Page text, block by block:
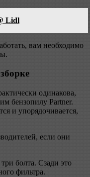
Lidl
вам необходимо
одинакова,
бензопилу Partner.
и упорядочивается,
если они
болта. Сзади это
фильтра.